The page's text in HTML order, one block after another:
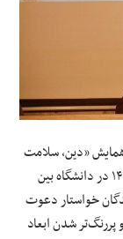
«دین، سلامت
خواستار دعوت
شدن ابعاد